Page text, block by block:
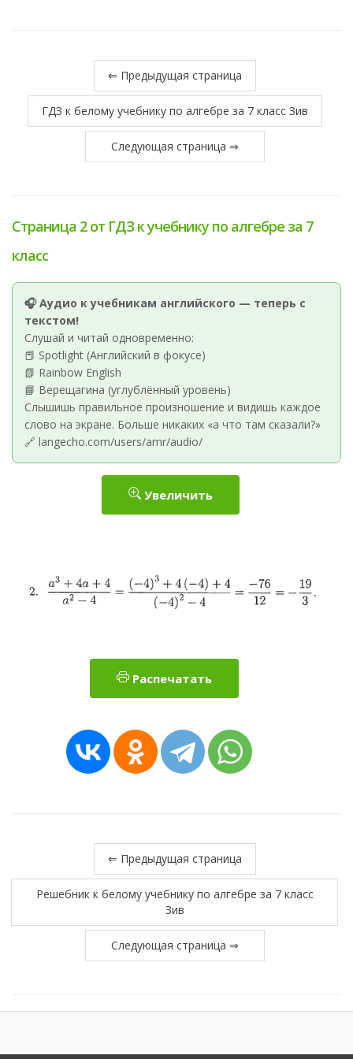
⇐ Предыдущая страница
ГДЗ к белому учебнику по алгебре за 7 класс Зив
Следующая страница ⇒
Страница 2 от ГДЗ к учебнику по алгебре за 7
класс
🎧 Аудио к учебникам английского — теперь с
текстом!
Слушай и читай одновременно:
📕 Spotlight (Английский в фокусе)
📗 Rainbow English
📘 Верещагина (углублённый уровень)
Слышишь правильное произношение и видишь каждое
слово на экране. Больше никаких «а что там сказали?»
🔗 langecho.com/users/amr/audio/
Увеличить
Распечатать
⇐ Предыдущая страница
Решебник к белому учебнику по алгебре за 7 класс
Зив
Следующая страница ⇒